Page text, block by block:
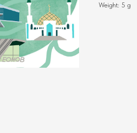
Weight: 5 g